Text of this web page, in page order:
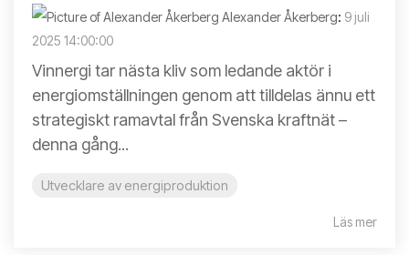
Alexander Åkerberg: 9 juli
2025 14:00:00
Vinnergi tar nästa kliv som ledande aktör i
energiomställningen genom att tilldelas ännu ett
strategiskt ramavtal från Svenska kraftnät –
denna gång...
Utvecklare av energiproduktion
Läs mer